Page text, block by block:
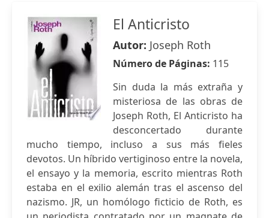
El Anticristo
Autor: Joseph Roth
Número de Páginas: 115
Sin duda la más extraña y
misteriosa de las obras de
Joseph Roth, El Anticristo ha
desconcertado durante
mucho tiempo, incluso a sus más fieles
devotos. Un híbrido vertiginoso entre la novela,
el ensayo y la memoria, escrito mientras Roth
estaba en el exilio alemán tras el ascenso del
nazismo. JR, un homólogo ficticio de Roth, es